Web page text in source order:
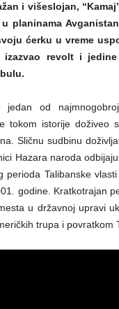
i višeslojan,
planinama
ćerku u vreme
izazvao revolt i
jedan od
tokom istorije doživeo
Sličnu sudbinu
Hazara naroda
perioda Talibanske
godine. Kratkotrajan
u državnoj upravi
trupa i povratkom